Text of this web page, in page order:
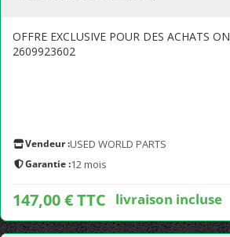
OFFRE EXCLUSIVE POUR DES ACHATS ON
2609923602
Vendeur :USED WORLD PARTS
Garantie :12 mois
147,00 € TTC livraison incluse